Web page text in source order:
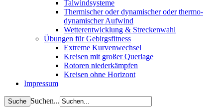
Talwindsysteme
Thermischer oder dynamischer oder thermo-
dynamischer Aufwind
Wetterentwicklung & Streckenwahl
Übungen für Gebirgsfitness
Extreme Kurvenwechsel
Kreisen mit großer Querlage
Rotoren niederkämpfen
Kreisen ohne Horizont
Impressum
Suchen...